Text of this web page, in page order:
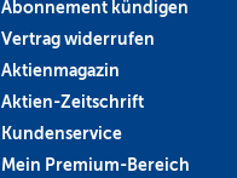
Abonnement kündigen
Vertrag widerrufen
Aktienmagazin
Aktien-Zeitschrift
Kundenservice
Mein Premium-Bereich